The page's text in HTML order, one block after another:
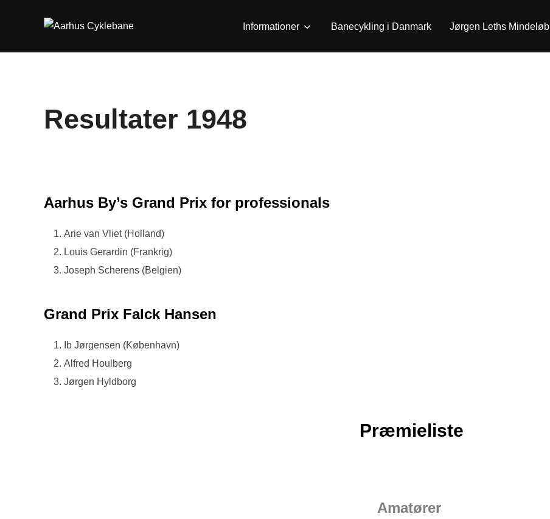
Informationer Banecykling i Danmark Jørgen Leths Mindeløb
Resultater 1948
Aarhus By’s Grand Prix for professionals
Arie van Vliet (Holland)
Louis Gerardin (Frankrig)
Joseph Scherens (Belgien)
Grand Prix Falck Hansen
Ib Jørgensen (København)
Alfred Houlberg
Jørgen Hyldborg
Præmieliste
Amatører